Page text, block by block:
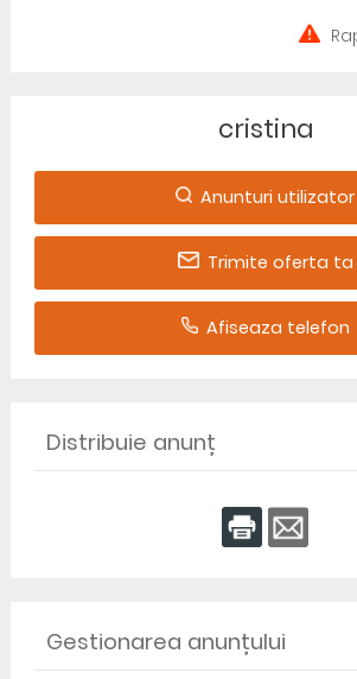
cristina
Anunturi utilizator
Trimite oferta ta
Afiseaza telefon
Distribuie anunț
Gestionarea anunțului